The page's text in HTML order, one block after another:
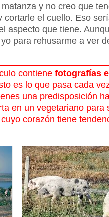
y no creo que
cortarle el cuello. Eso
aspecto que tiene.
para rehusarme a ver
contiene fotografías
es lo que pasa cada
una predisposición
en un vegetariano para
corazón tiene